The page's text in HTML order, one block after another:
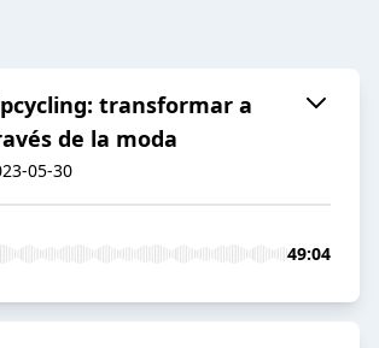
transformar a
de la moda
05-30
49:04